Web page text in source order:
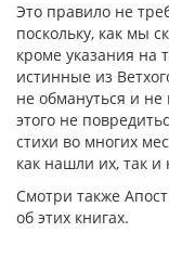
Это правило не
поскольку, как мы
кроме указания на
истинные из
не обмануться и
этого не
стихи во многих
как нашли их, так и
Смотри также
об этих книгах.